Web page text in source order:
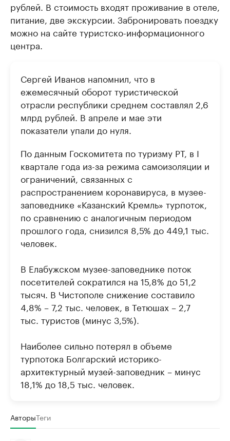
рублей. В стоимость входят проживание в отеле,
питание, две экскурсии. Забронировать поездку
можно на сайте туристско-информационного
центра.
Сергей Иванов напомнил, что в
ежемесячный оборот туристической
отрасли республики среднем составлял 2,6
млрд рублей. В апреле и мае эти
показатели упали до нуля.
По данным Госкомитета по туризму РТ, в I
квартале года из-за режима самоизоляции и
ограничений, связанных с
распространением коронавируса, в музее-
заповеднике «Казанский Кремль» турпоток,
по сравнению с аналогичным периодом
прошлого года, снизился 8,5% до 449,1 тыс.
человек.
В Елабужском музее-заповеднике поток
посетителей сократился на 15,8% до 51,2
тысяч. В Чистополе снижение составило
4,8% – 7,2 тыс. человек, в Тетюшах – 2,7
тыс. туристов (минус 3,5%).
Наиболее сильно потерял в объеме
турпотока Болгарский историко-
архитектурный музей-заповедник – минус
18,1% до 18,5 тыс. человек.
АвторыТеги